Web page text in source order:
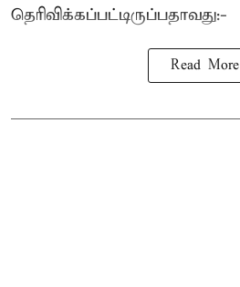
தெரிவிக்கப்பட்டிருப்பதாவது:-
Read More